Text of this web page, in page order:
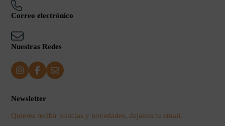
Correo electrónico
Nuestras Redes
Newsletter
Quieres recibir noticias y novedades, dejanos tu email.